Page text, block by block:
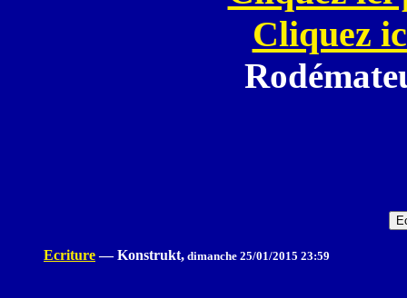
Cliquez
Ecriture — Konstrukt, dimanche 25/01/2015 23:59